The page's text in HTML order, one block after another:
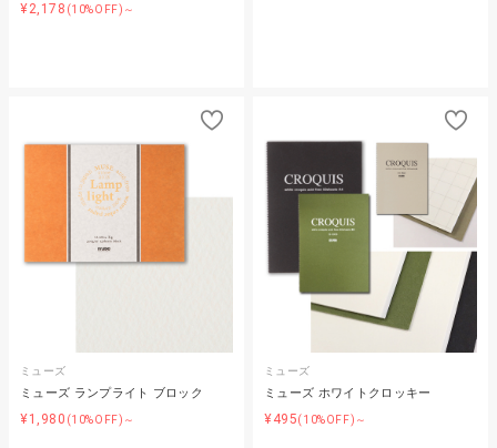
¥2,178 (10%OFF)～
ミューズ
ミューズ ランプライト ブロック
¥1,980 (10%OFF)～
ミューズ
ミューズ ホワイトクロッキー
¥495(10%OFF)～